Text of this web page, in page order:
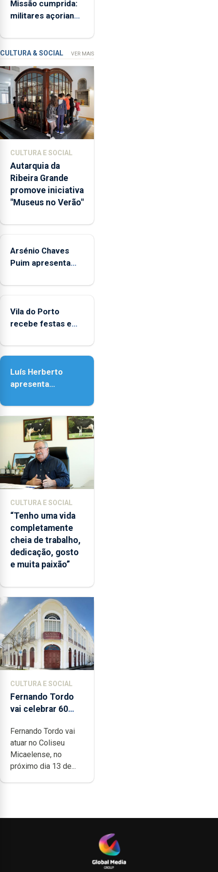
iniciativa
“Museus
Verão”,
que
garante
a
abertura
dos
museus
e
núcleos
integrados
na
Rede
Municipal
de
aos
durante
o
de
entre
as
e
as
18h00.
ME
Missão cumprida:
militares açorianos
missão na Roménia
CULTURA & SOCIAL VER MAIS
CULTURA E SOCIAL
Autarquia da
Ribeira Grande
promove iniciativa
"Museus no Verão"
Arsénio Chaves
Puim apresenta
de Vila do Porto
Vila do Porto
recebe festas em
Senhora da
Luís Herberto
apresenta
Paisagem’
CULTURA E SOCIAL
“Tenho uma vida
completamente
cheia de trabalho,
dedicação, gosto
e muita paixão”
CULTURA E SOCIAL
Fernando Tordo
vai celebrar 60
no Coliseu
Micaelense
Fernando Tordo vai
atuar no Coliseu
Micaelense, no
próximo dia 13 de...